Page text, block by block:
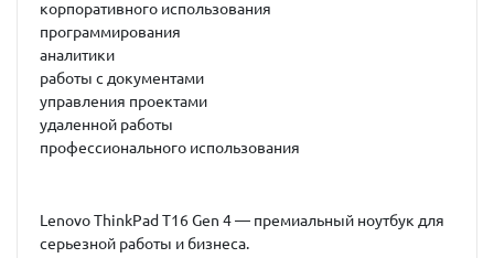
корпоративного использования
программирования
аналитики
работы с документами
управления проектами
удаленной работы
профессионального использования
Lenovo ThinkPad T16 Gen 4 — премиальный ноутбук для
серьезной работы и бизнеса.